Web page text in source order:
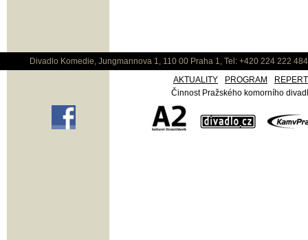
Divadlo Komedie, Jungmannova 1, 110 00 Praha 1, Tel: +420 224 222
AKTUALITY
PROGRAM
Činnost Pražského komorního